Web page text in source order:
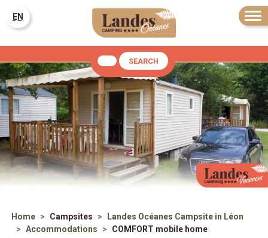
EN
SEARCH
Home Campsites Landes Océanes Campsite in Léon
Accommodations
COMFORT mobile home